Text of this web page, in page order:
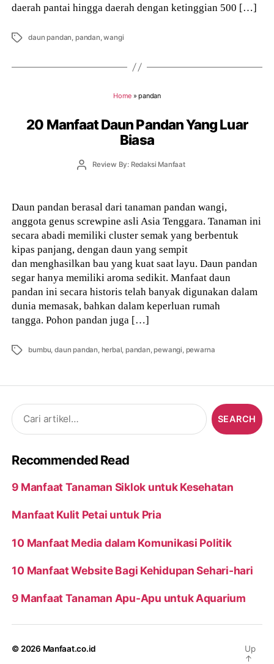
daerah pantai hingga daerah dengan ketinggian 500 […]
Tags daun pandan, pandan,wangi
Home »pandan
20 Manfaat Daun Pandan Yang Luar
Biasa
PostReview By: Redaksi Manfaat
Daun pandan berasal dari tanaman pandan wangi,
anggota genus screwpine asli Asia Tenggara. Tanaman ini
secara abadi memiliki cluster semak yang berbentuk
kipas panjang, dengan daun yang sempit
dan menghasilkan bau yang kuat saat layu. Daun pandan
segar hanya memiliki aroma sedikit. Manfaat daun
pandan ini secara historis telah banyak digunakan dalam
dunia memasak, bahkan dalam keperluan rumah
tangga. Pohon pandan juga […]
Tags bumbu,daun pandan, herbal, pandan,pewangi, pewarna
Search
for:
Recommended Read
9 Manfaat Tanaman Siklok untuk Kesehatan
Manfaat Kulit Petai untuk Pria
10 Manfaat Media dalam Komunikasi Politik
10 Manfaat Website Bagi Kehidupan Sehari-hari
9 Manfaat Tanaman Apu-Apu untuk Aquarium
© 2026 Manfaat.co.id
Up
↑